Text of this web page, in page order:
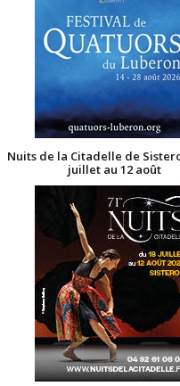
Nuits de la Citadelle de
juillet au 12 août